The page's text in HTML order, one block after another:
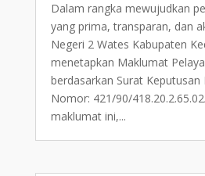
Dalam rangka mewujudkan
yang prima, transparan, dan
Negeri 2 Wates Kabupaten
menetapkan Maklumat
berdasarkan Surat Keputusan
Nomor: 421/90/
maklumat ini,...